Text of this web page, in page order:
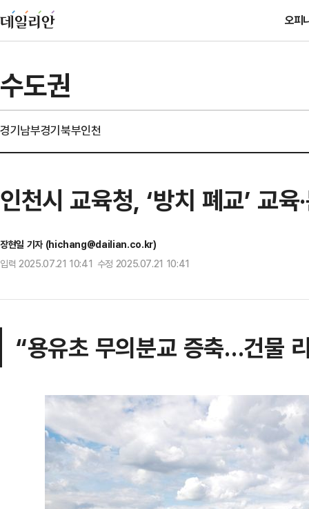
오피
수도권
경기남부경기북부인천
인천시 교육청, ‘방치 폐교’ 교
장현일 기자 (hichang@dailian.co.kr)
입력 2025.07.21 10:41 수정 2025.07.21 10:41
“용유초 무의분교 증축…건물